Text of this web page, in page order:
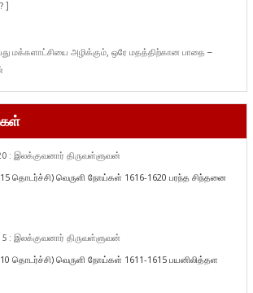
]
மக்களாட்சியை அழிக்கும், ஒரே மதத்திற்கான பாதை –
: இலக்குவனார் திருவள்ளுவன்
தொடர்ச்சி) வெருளி நோய்கள் 1616-1620 பரந்த சிந்தனை
: இலக்குவனார் திருவள்ளுவன்
தொடர்ச்சி) வெருளி நோய்கள் 1611-1615 பயனிலித்தள